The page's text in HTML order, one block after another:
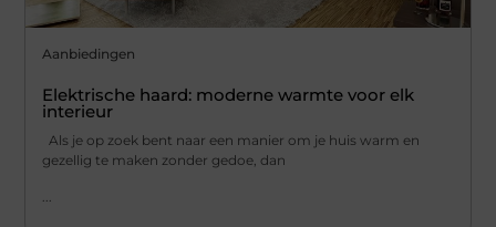
Aanbiedingen
Elektrische haard: moderne warmte voor elk
interieur
Als je op zoek bent naar een manier om je huis warm en
gezellig te maken zonder gedoe, dan